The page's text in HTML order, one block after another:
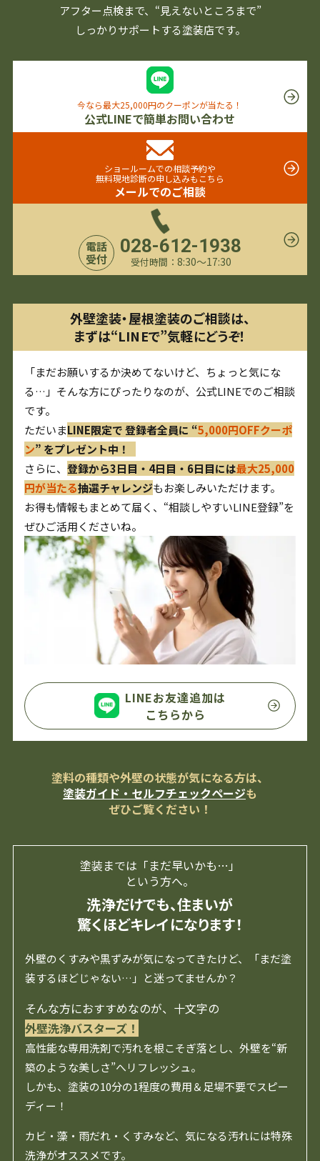
アフター点検まで、 “見えないところまで”
しっかりサポートする塗装店です。
今なら最大25,000円のクーポンが当たる！
公式LINEで簡単お問い合わせ
ショールームでの相談予約や
無料現地診断の申し込みもこちら
メールでのご相談
電話
受付
028-612-1938
受付時間： 8:30〜17:30
外壁塗装・屋根塗装のご相談は、
まずは“LINEで”気軽にどうぞ！
「まだお願いするか決めてないけど、ちょっと気にな
る…」そんな方にぴったりなのが、公式LINEでのご相談
です。
ただいまLINE限定で 登録者全員に “5,000円OFFクーポ
ン” をプレゼント中！
さらに、登録から3日目・4日目・6日目には最大25,000
円が当たる抽選チャレンジもお楽しみいただけます。
お得も情報もまとめて届く、“相談しやすいLINE登録”を
ぜひご活用くださいね。
LINEお友達追加は
こちらから
塗料の種類や外壁の状態が気になる方は、
塗装ガイド・セルフチェックページも
ぜひご覧ください！
塗装までは「まだ早いかも…」
という方へ。
洗浄だけでも、住まいが
驚くほどキレイになります！
外壁のくすみや黒ずみが気になってきたけど、「まだ塗
装するほどじゃない…」と迷ってませんか？
そんな方におすすめなのが、十文字の
外壁洗浄バスターズ！
高性能な専用洗剤で汚れを根こそぎ落とし、外壁を“新
築のような美しさ”へリフレッシュ。
しかも、塗装の10分の1程度の費用＆足場不要でスピー
ディー！
カビ・藻・雨だれ・くすみなど、気になる汚れには特殊
洗浄がオススメです。